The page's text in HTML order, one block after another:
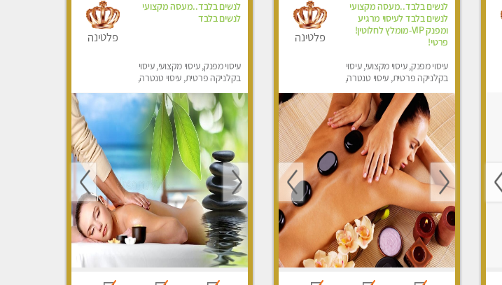
לנשים בלבד..מעסה מקצועי
לנשים בלבד לעיסוי מרגיע
ומפנק VIP-מומלץ לחלוטין!
פרטי! ​​​​​​
עיסוי מפנק, עיסוי מקצועי, עיסוי
בקלניקה פרטית, עיסוי טנטרה,
בלבד
פלטינה
לנשים בלבד..מעסה מקצועי
לנשים בלבד
עיסוי מפנק, עיסוי מקצועי, עיסוי
בקלניקה פרטית, עיסוי טנטרה,
בלבד
פלטינה